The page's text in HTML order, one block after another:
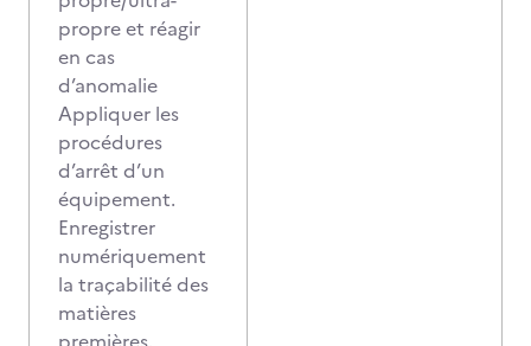
propre et réagir
en cas
d’anomalie
Appliquer les
procédures
d’arrêt d’un
équipement.
Enregistrer
numériquement
la traçabilité des
matières